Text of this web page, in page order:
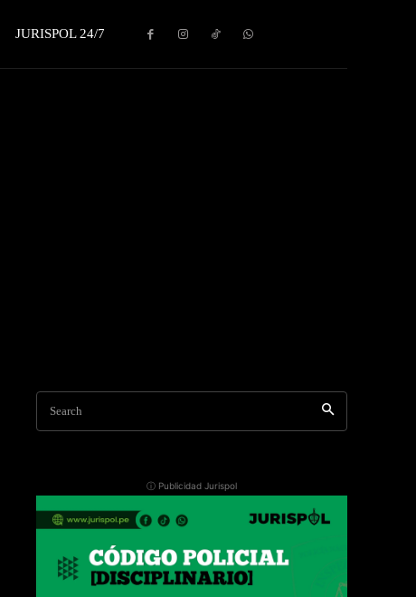
JURISPOL 24/7
Search
ⓘ Publicidad Jurispol